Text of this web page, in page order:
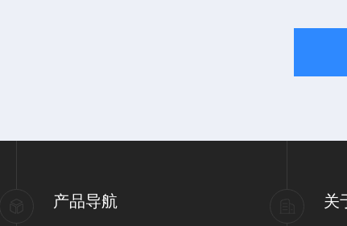
产品导航 关